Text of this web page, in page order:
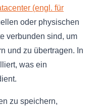
(engl. für
oder physischen
verbunden sind, um
und zu übertragen. In
was ein
zu speichern,